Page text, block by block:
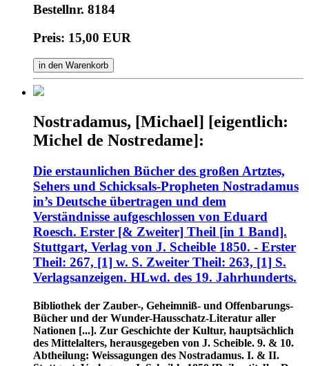
Bestellnr. 8184
Preis: 15,00 EUR
in den Warenkorb
Nostradamus, [Michael] [eigentlich:
Michel de Nostredame]:
Die erstaunlichen Bücher des großen Artztes,
Sehers und Schicksals-Propheten Nostradamus
in’s Deutsche übertragen und dem
Verständnisse aufgeschlossen von Eduard
Roesch. Erster [& Zweiter] Theil [in 1 Band].
Stuttgart, Verlag von J. Scheible 1850. - Erster
Theil: 267, [1] w. S. Zweiter Theil: 263, [1] S.
Verlagsanzeigen. HLwd. des 19. Jahrhunderts.
Bibliothek der Zauber-, Geheimniß- und Offenbarungs-
Bücher und der Wunder-Hausschatz-Literatur aller
Nationen [...]. Zur Geschichte der Kultur, hauptsächlich
des Mittelalters, herausgegeben von J. Scheible. 9. & 10.
Abtheilung: Weissagungen des Nostradamus. I. & II.